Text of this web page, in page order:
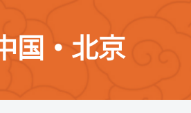
国・北京